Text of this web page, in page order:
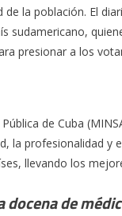
de la población. El
sudamericano,
presionar a los
de Cuba
la profesionalidad y
llevando los
docena de